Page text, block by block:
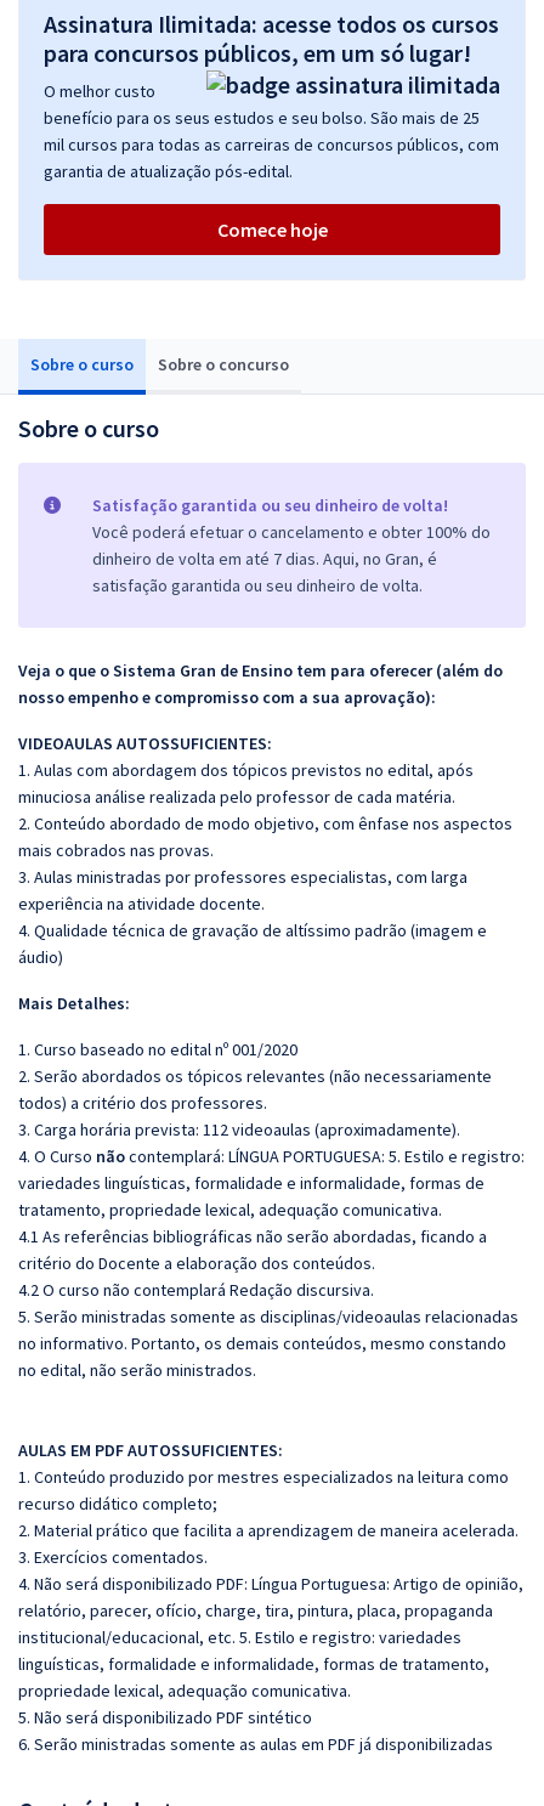
Sobre o curso Sobre o concurso
Sobre o curso
Satisfação garantida ou seu dinheiro de volta!
Você poderá efetuar o cancelamento e obter 100% do
dinheiro de volta em até 7 dias. Aqui, no Gran, é
satisfação garantida ou seu dinheiro de volta.
Veja o que o Sistema Gran de Ensino tem para oferecer (além do
nosso empenho e compromisso com a sua aprovação):
VIDEOAULAS AUTOSSUFICIENTES:
1. Aulas com abordagem dos tópicos previstos no edital, após
minuciosa análise realizada pelo professor de cada matéria.
2. Conteúdo abordado de modo objetivo, com ênfase nos aspectos
mais cobrados nas provas.
3. Aulas ministradas por professores especialistas, com larga
experiência na atividade docente.
4. Qualidade técnica de gravação de altíssimo padrão (imagem e
áudio)
Mais Detalhes:
1. Curso baseado no edital nº 001/2020
2. Serão abordados os tópicos relevantes (não necessariamente
todos) a critério dos professores.
3. Carga horária prevista: 112 videoaulas (aproximadamente).
4. O Curso nãocontemplará: LÍNGUA PORTUGUESA: 5. Estilo e registro:
variedades linguísticas, formalidade e informalidade, formas de
tratamento, propriedade lexical, adequação comunicativa.
4.1 As referências bibliográficas não serão abordadas, ficando a
critério do Docente a elaboração dos conteúdos.
4.2 O curso não contemplará Redação discursiva.
5. Serão ministradas somente as disciplinas/videoaulas relacionadas
no informativo. Portanto, os demais conteúdos, mesmo constando
no edital, não serão ministrados.
AULAS EM PDF AUTOSSUFICIENTES:
1. Conteúdo produzido por mestres especializados na leitura como
recurso didático completo;
2. Material prático que facilita a aprendizagem de maneira acelerada.
3. Exercícios comentados.
4. Não será disponibilizado PDF: Língua Portuguesa: Artigo de opinião,
relatório, parecer, ofício, charge, tira, pintura, placa, propaganda
institucional/educacional, etc. 5. Estilo e registro: variedades
linguísticas, formalidade e informalidade, formas de tratamento,
propriedade lexical, adequação comunicativa.
5. Não será disponibilizado PDF sintético
6. Serão ministradas somente as aulas em PDF já disponibilizadas
Assinatura Ilimitada: acesse todos os cursos
para concursos públicos, em um só lugar!
O melhor custo
benefício para os seus estudos e seu bolso. São mais de 25
mil cursos para todas as carreiras de concursos públicos, com
garantia de atualização pós-edital.
Comece hoje